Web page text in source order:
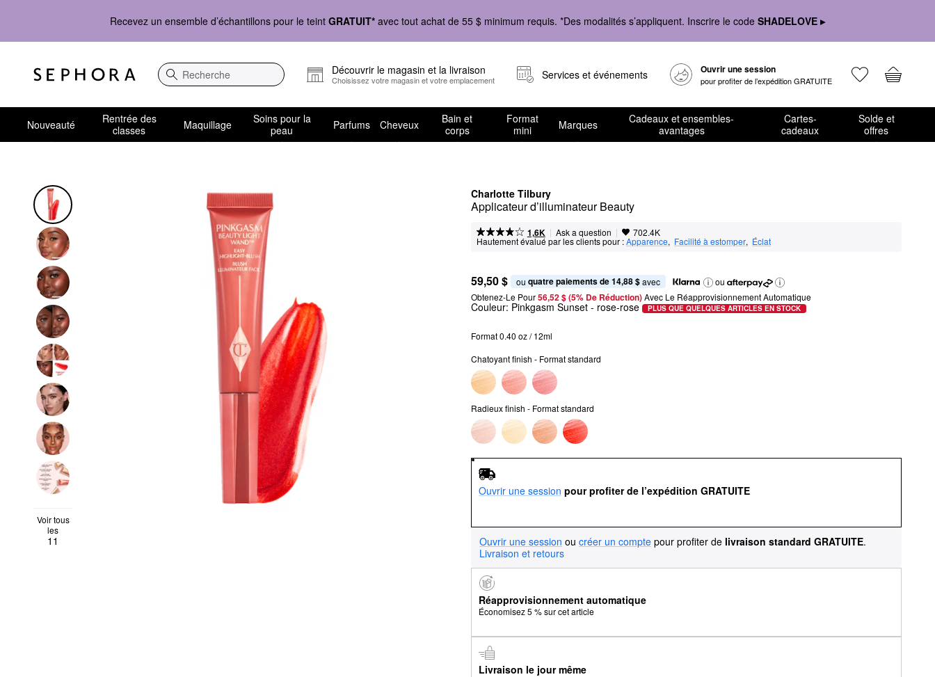
Recevez un ensemble d’échantillons pour le teint GRATUIT* avec tout achat de 55 $ minimum requis. *Des modalités s’appliquent. Inscrire le code SHADELOVE ▸
Recherche
Découvrir le magasin et la livraison
Choisissez votre magasin et votre emplacement Services et événements Ouvrir une session
pour profiter de l’expédition GRATUITE
Nouveauté
Rentrée des
classes
Maquillage
Soins pour la
peau
Parfums Cheveux
Bain et
corps
Format
mini
Marques
Cadeaux et ensembles-
avantages
Cartes-
cadeaux
Solde et
offres
Charlotte Tilbury
Applicateur d’illuminateur Beauty
1,6K | Ask a question | 702.4K
Hautement évalué par les clients pour :Apparence, Facilité à estomper, Éclat
Voir tous
les
11
59,50 $ ou quatre paiements de 14,88 $ avec
ou
Obtenez-Le Pour56,52 $ (5% De Réduction) Avec Le Réapprovisionnement Automatique
Couleur: Pinkgasm Sunset - rose-rose PLUS QUE QUELQUES ARTICLES EN STOCK
Format 0.40 oz / 12ml
Chatoyant finish - Format standard
Radieux finish - Format standard
Ouvrir une session pour profiter de l’expédition GRATUITE
Ouvrir une session ou créer un compte pour profiter de livraison standard GRATUITE.
Livraison et retours
Réapprovisionnement automatique
Économisez 5 % sur cet article
Livraison le jour même